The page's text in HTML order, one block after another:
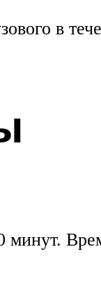
в
минут.